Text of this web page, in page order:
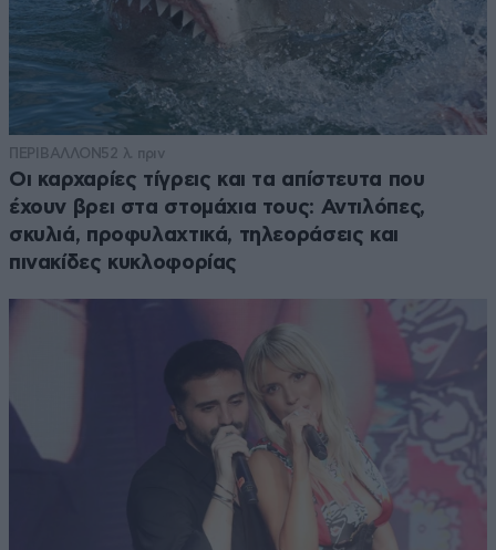
ΠΕΡΙΒΑΛΛΟΝ52 λ. πριν
Οι καρχαρίες τίγρεις και τα απίστευτα που
έχουν βρει στα στομάχια τους: Αντιλόπες,
σκυλιά, προφυλαχτικά, τηλεοράσεις και
πινακίδες κυκλοφορίας